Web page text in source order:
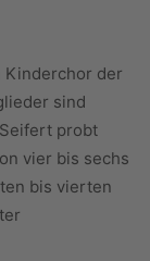
Kinderchor der
sind
probt
vier bis sechs
bis vierten